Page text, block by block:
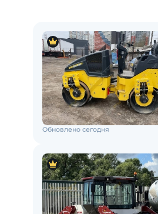
Обновлено сегодня